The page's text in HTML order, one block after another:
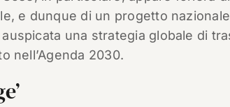
e dunque di un progetto
una strategia globale di
nell’Agenda 2030.